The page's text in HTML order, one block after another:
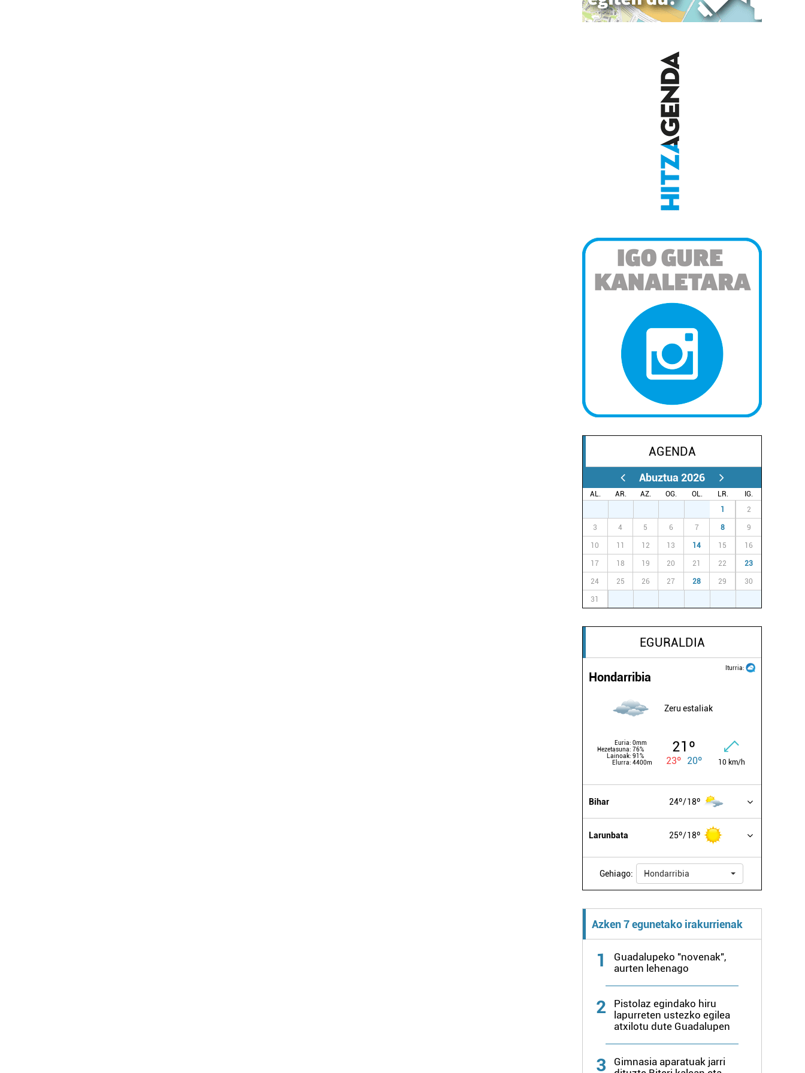
AGENDA
Abuztua 2026
AL. AR. AZ. OG. OL. LR.
IG.
1 2
3 4 5 6 7 8 9
10 11 12 13 14 15 16
17 18 19 20 21 22 23
24 25 26 27 28 29 30
31
EGURALDIA
Iturria:
Hondarribia
Zeru estaliak
Euria: 0mm
Hezetasuna: 76%
Lainoak: 91%
Elurra: 4400m
21º
23º 20º 10 km/h
Bihar 24º 18º
Larunbata 25º 18º
Gehiago: Hondarribia
Azken 7 egunetako irakurrienak
1
Guadalupeko "novenak",
aurten lehenago
2
Pistolaz egindako hiru
lapurreten ustezko egilea
atxilotu dute Guadalupen
3
Gimnasia aparatuak jarri